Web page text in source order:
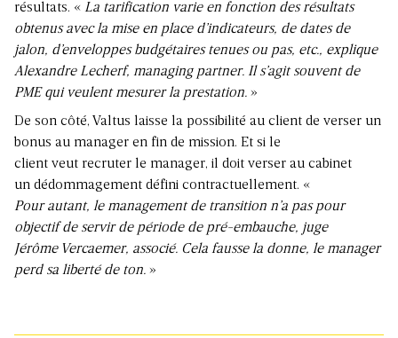
résultats. « La tarification varie en fonction des résultats
obtenus avec la mise en place d’indicateurs, de dates de
jalon, d’enveloppes budgétaires tenues ou pas, etc., explique
Alexandre Lecherf, managing partner. Il s’agit souvent de
PME qui veulent mesurer la prestation. »
De son côté, Valtus laisse la possibilité au client de verser un
bonus au manager en fin de mission. Et si le
client veut recruter le manager, il doit verser au cabinet
un dédommagement défini contractuellement. «
Pour autant, le management de transition n’a pas pour
objectif de servir de période de pré-embauche, juge
Jérôme Vercaemer, associé. Cela fausse la donne, le manager
perd sa liberté de ton. »